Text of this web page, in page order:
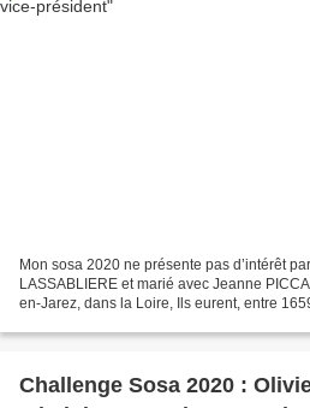
Mon sosa 2020 ne présente pas d’intérêt
LASSABLIERE et marié avec Jeanne
en-Jarez, dans la Loire, Ils eurent, entre
Challenge Sosa 2020 :